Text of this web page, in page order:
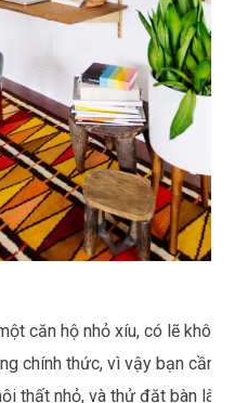
căn hộ nhỏ xíu, có lẽ không
chính thức, vì vậy bạn cần
thất nhỏ, và thử đặt bàn làm